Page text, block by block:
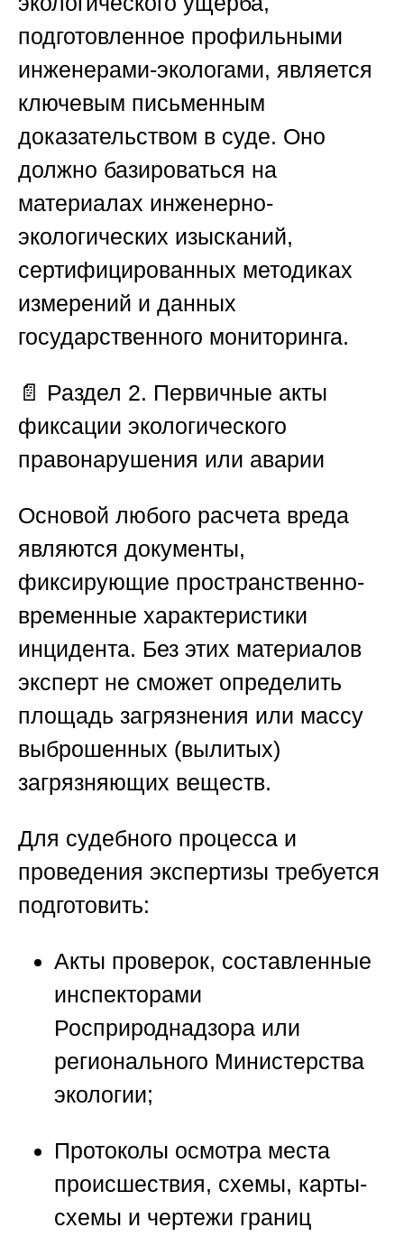
подготовленное профильными
инженерами-экологами, является
ключевым письменным
доказательством в суде. Оно
должно базироваться на
материалах инженерно-
экологических изысканий,
сертифицированных методиках
измерений и данных
государственного мониторинга.
📄 Раздел 2. Первичные акты
фиксации экологического
правонарушения или аварии
Основой любого расчета вреда
являются документы,
фиксирующие пространственно-
временные характеристики
инцидента. Без этих материалов
эксперт не сможет определить
площадь загрязнения или массу
выброшенных (вылитых)
загрязняющих веществ.
Для судебного процесса и
проведения экспертизы требуется
подготовить:
Акты проверок, составленные
инспекторами
Росприроднадзора или
регионального Министерства
экологии;
Протоколы осмотра места
происшествия, схемы, карты-
схемы и чертежи границ